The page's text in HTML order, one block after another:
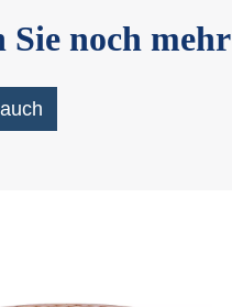
Sie noch mehr